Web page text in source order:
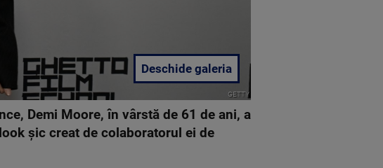
GETTY
Deschide galeria
Demi Moore, în vârstă de 61 de ani, a
șic creat de colaboratorul ei de